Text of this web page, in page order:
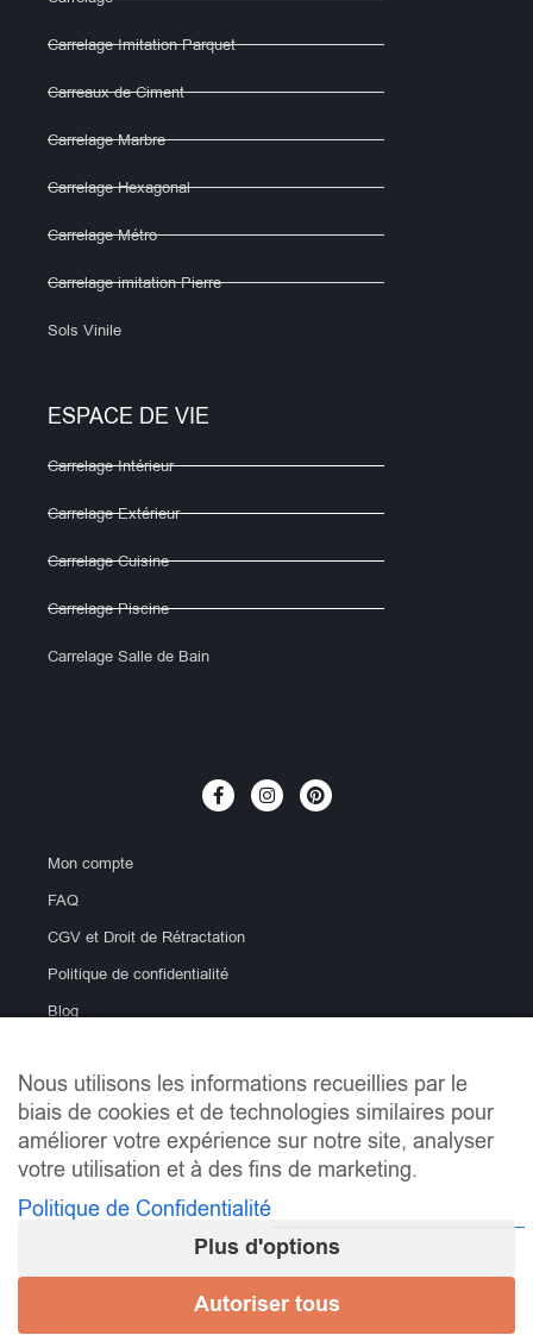
Carrelage Imitation Parquet
Carreaux de Ciment
Carrelage Marbre
Carrelage Hexagonal
Carrelage Métro
Carrelage imitation Pierre
Sols Vinile
ESPACE DE VIE
Carrelage Intérieur
Carrelage Extérieur
Carrelage Cuisine
Carrelage Piscine
Carrelage Salle de Bain
Mon compte
FAQ
CGV et Droit de Rétractation
Politique de confidentialité
Blog
info@lemondeducarrelage.fr | Copyright © Le Monde du
Carrelage
Mentions Légales
Nous utilisons les informations recueillies par le
biais de cookies et de technologies similaires pour
améliorer votre expérience sur notre site, analyser
votre utilisation et à des fins de marketing.
Politique de Confidentialité
Plus d'options
Autoriser tous